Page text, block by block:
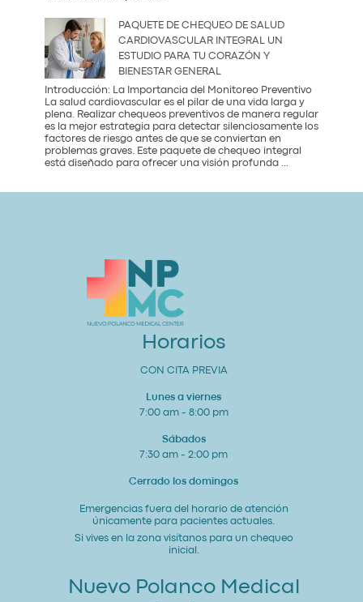
Care
Mexico
City:
PAQUETE DE CHEQUEO DE SALUD
CARDIOVASCULAR INTEGRAL UN
ESTUDIO PARA TU CORAZÓN Y
BIENESTAR GENERAL
Introducción: La Importancia del Monitoreo Preventivo
La salud cardiovascular es el pilar de una vida larga y
plena. Realizar chequeos preventivos de manera regular
es la mejor estrategia para detectar silenciosamente los
factores de riesgo antes de que se conviertan en
problemas graves. Este paquete de chequeo integral
está diseñado para ofrecer una visión profunda ...
Horarios
CON CITA PREVIA
Lunes a viernes
7:00 am - 8:00 pm
Sábados
7:30 am - 2:00 pm
Cerrado los domingos
Emergencias fuera del horario de atención
únicamente para pacientes actuales.
Si vives en la zona visítanos para un chequeo
inicial.
Nuevo Polanco Medical